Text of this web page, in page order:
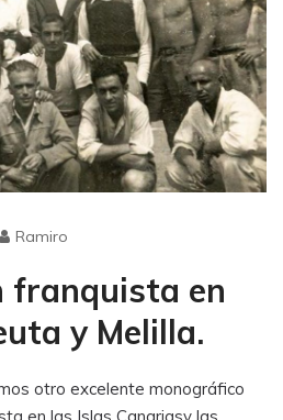
Ramiro
franquista en
y Melilla.
otro excelente monográfico